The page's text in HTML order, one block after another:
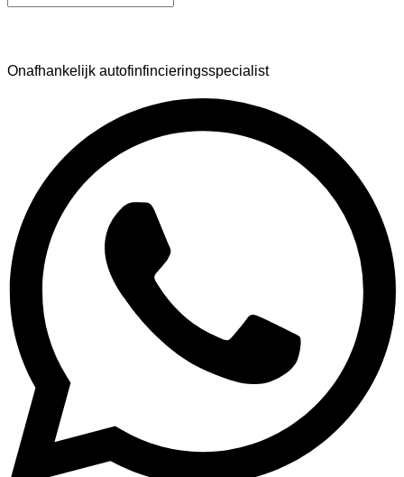
Onafhankelijk autofinfincieringsspecialist